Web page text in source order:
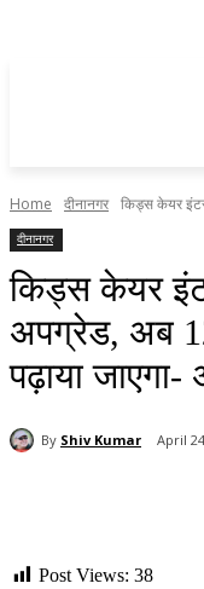
Home दीनानगर किड्स केयर
दीनानगर
किड्स केयर
अपग्रेड, अब
पढ़ाया जाएगा-
By Shiv Kumar April
Post Views: 38